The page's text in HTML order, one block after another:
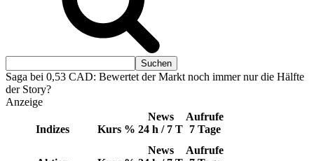
Saga bei 0,53 CAD: Bewertet der Markt noch immer nur die Hälfte
der Story?
Anzeige
Indizes Kurs %
News
24 h / 7 T
Aufrufe
7 Tage
News
Aufrufe